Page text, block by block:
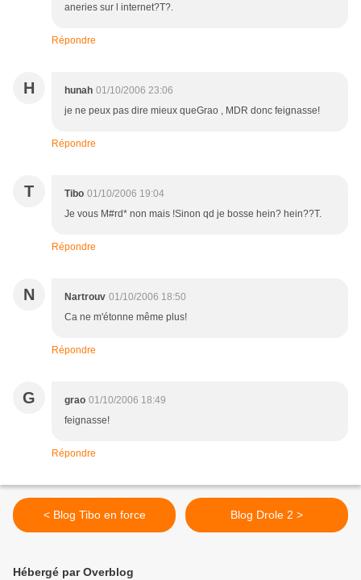
aneries sur l internet?T?.
Répondre
H hunah 01/10/2006 23:06
je ne peux pas dire mieux queGrao , MDR donc feignasse!
Répondre
T Tibo 01/10/2006 19:04
Je vous M#rd* non mais !Sinon qd je bosse hein? hein??T.
Répondre
N Nartrouv 01/10/2006 18:50
Ca ne m'étonne même plus!
Répondre
G grao 01/10/2006 18:49
feignasse!
Répondre
< Blog Tibo en force Blog Drole 2 >
Hébergé par Overblog